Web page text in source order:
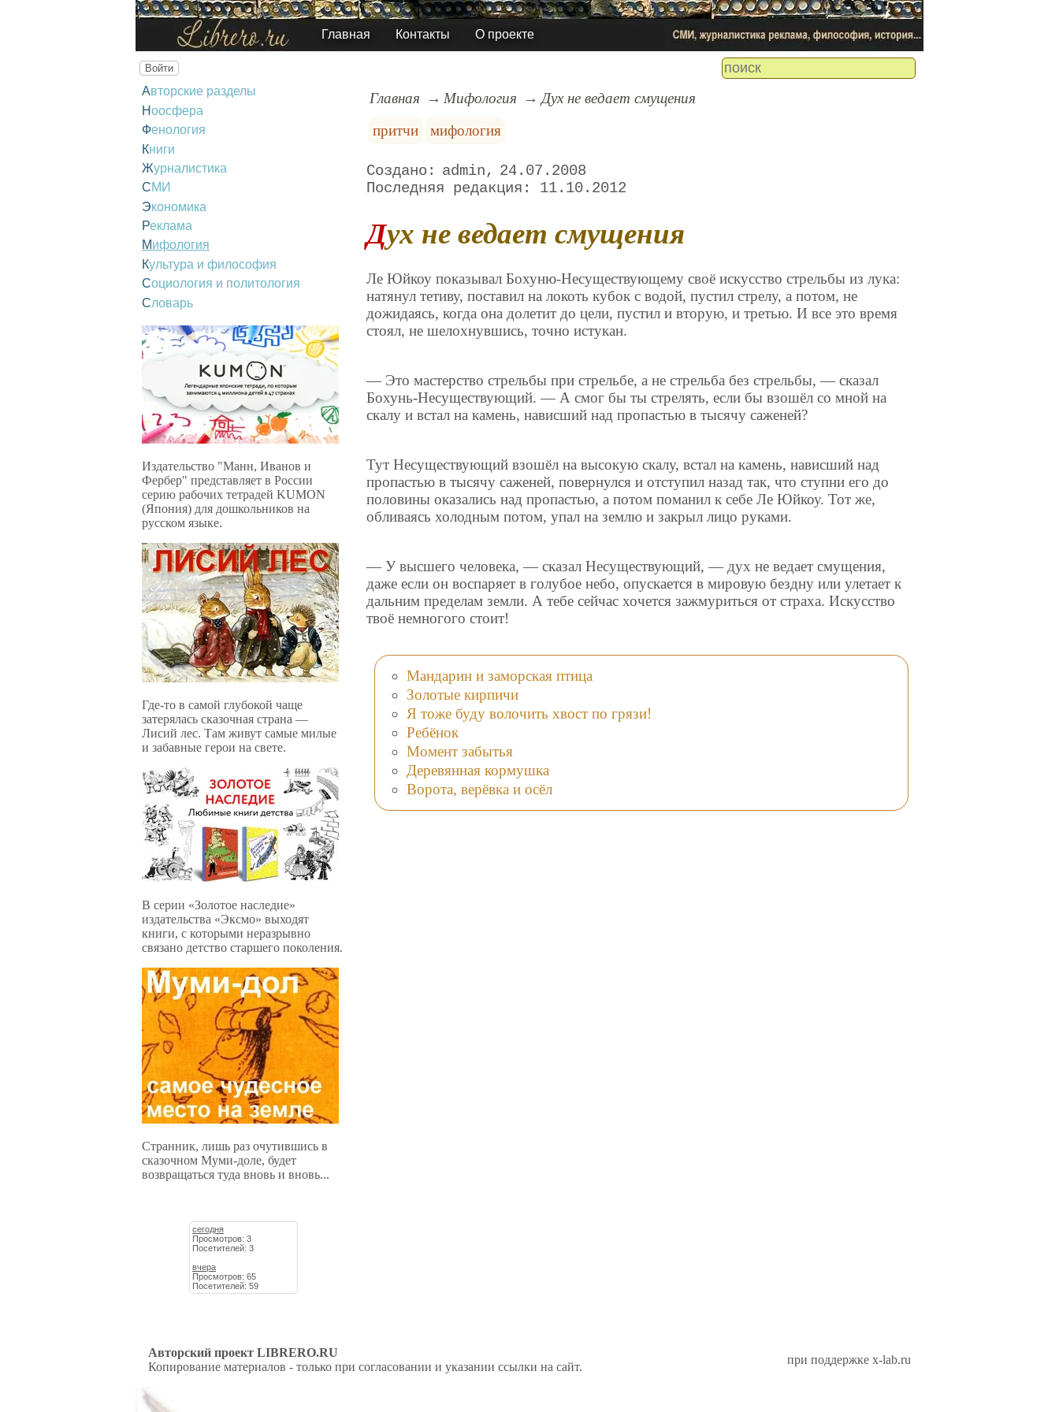
Главная Контакты О проекте
Войти
Авторские разделы
Ноосфера
Фенология
Книги
Журналистика
СМИ
Экономика
Реклама
Мифология
Культура и философия
Социология и политология
Словарь
Издательство "Манн, Иванов и
Фербер" представляет в России
серию рабочих тетрадей KUMON
(Япония) для дошкольников на
русском языке.
Где-то в самой глубокой чаще
затерялась сказочная страна —
Лисий лес. Там живут самые милые
и забавные герои на свете.
В серии «Золотое наследие»
издательства «Эксмо» выходят
книги, с которыми неразрывно
связано детство старшего поколения.
Странник, лишь раз очутившись в
сказочном Муми-доле, будет
возвращаться туда вновь и вновь...
сегодня
Просмотров: 3
Посетителей: 3
вчера
Просмотров: 65
Посетителей: 59
Главная Мифология
Дух не ведает смущения
притчи
мифология
admin
24.07.2008
11.10.2012
Дух не ведает смущения
Ле Юйкоу показывал Бохуню-Несуществующему своё искусство стрельбы из лука:
натянул тетиву, поставил на локоть кубок с водой, пустил стрелу, а потом, не
дожидаясь, когда она долетит до цели, пустил и вторую, и третью. И все это время
стоял, не шелохнувшись, точно истукан.
— Это мастерство стрельбы при стрельбе, а не стрельба без стрельбы, — сказал
Бохунь-Несуществующий. — А смог бы ты стрелять, если бы взошёл со мной на
скалу и встал на камень, нависший над пропастью в тысячу саженей?
Тут Несуществующий взошёл на высокую скалу, встал на камень, нависший над
пропастью в тысячу саженей, повернулся и отступил назад так, что ступни его до
половины оказались над пропастью, а потом поманил к себе Ле Юйкоу. Тот же,
обливаясь холодным потом, упал на землю и закрыл лицо руками.
— У высшего человека, — сказал Несуществующий, — дух не ведает смущения,
даже если он воспаряет в голубое небо, опускается в мировую бездну или улетает к
дальним пределам земли. А тебе сейчас хочется зажмуриться от страха. Искусство
твоё немногого стоит!
Мандарин и заморская птица
Золотые кирпичи
Я тоже буду волочить хвост по грязи!
Ребёнок
Момент забытья
Деревянная кормушка
Ворота, верёвка и осёл
Авторский проект LIBRERO.RU
Копирование материалов - только при согласовании и указании ссылки на сайт.
при поддержке x-lab.ru